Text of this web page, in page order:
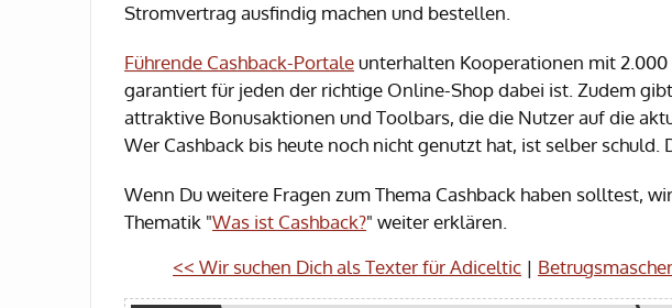
Stromvertrag ausfindig machen und bestellen.
Führende Cashback-Portaleunterhalten Kooperationen mit
garantiert für jeden der richtige Online-Shop dabei ist. Zudem
attraktive Bonusaktionen und Toolbars, die die Nutzer auf die
Wer Cashback bis heute noch nicht genutzt hat, ist selber schuld.
Wenn Du weitere Fragen zum Thema Cashback haben solltest,
Thematik "Was ist Cashback?" weiter erklären.
<< Wir suchen Dich als Texter für Adiceltic |